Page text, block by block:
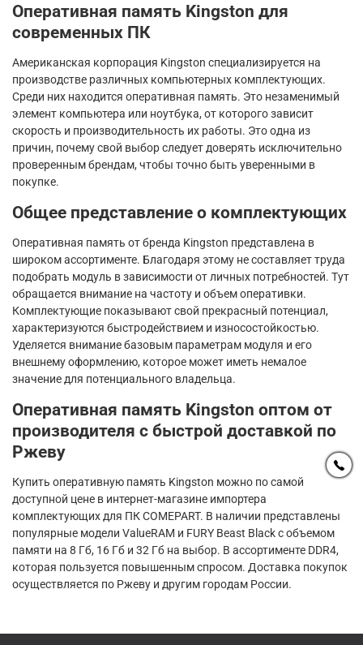
Оперативная память Kingston для
современных ПК
Американская корпорация Kingston специализируется на
производстве различных компьютерных комплектующих.
Среди них находится оперативная память. Это незаменимый
элемент компьютера или ноутбука, от которого зависит
скорость и производительность их работы. Это одна из
причин, почему свой выбор следует доверять исключительно
проверенным брендам, чтобы точно быть уверенными в
покупке.
Общее представление о комплектующих
Оперативная память от бренда Kingston представлена в
широком ассортименте. Благодаря этому не составляет труда
подобрать модуль в зависимости от личных потребностей. Тут
обращается внимание на частоту и объем оперативки.
Комплектующие показывают свой прекрасный потенциал,
характеризуются быстродействием и износостойкостью.
Уделяется внимание базовым параметрам модуля и его
внешнему оформлению, которое может иметь немалое
значение для потенциального владельца.
Оперативная память Kingston оптом от
производителя с быстрой доставкой по
Ржеву
Купить оперативную память Kingston можно по самой
доступной цене в интернет-магазине импортера
комплектующих для ПК COMEPART. В наличии представлены
популярные модели ValueRAM и FURY Beast Black с объемом
памяти на 8 Гб, 16 Гб и 32 Гб на выбор. В ассортименте DDR4,
которая пользуется повышенным спросом. Доставка покупок
осуществляется по Ржеву и другим городам России.